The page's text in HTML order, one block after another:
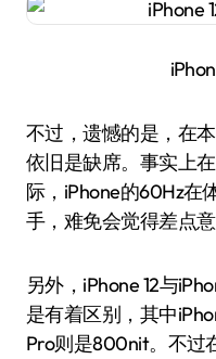
不过，遗憾的是，在
依旧是缺席。事实上
际，iPhone的60Hz在
手，难免会觉得差点意
另外，iPhone 12与
是有着区别，其中
Pro则是800nit。不过